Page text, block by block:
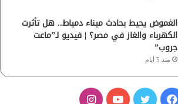
الغموض يحيط بحادث ميناء دمياط.. هل تأثرت
الكهرباء والغاز في مصر؟ | فيديو لـ”ماعت
جروب”
منذ 5 أيام